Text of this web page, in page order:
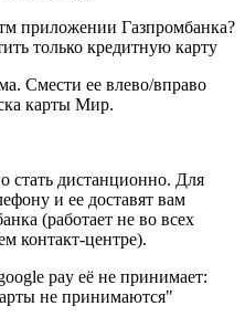
приложении Газпромбанка?
только кредитную карту
Смести ее влево/вправо
карты Мир.
стать дистанционно. Для
и ее доставят вам
(работает не во всех
контакт-центре).
pay её не принимает:
не принимаются"